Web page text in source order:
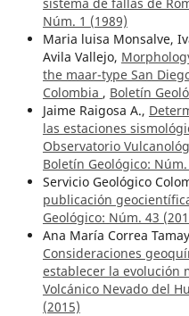
Núm. 1 (1989)
Maria luisa Monsalve,
Avila Vallejo,
the maar-type San
Colombia , Boletín
Jaime Raigosa A.,
las estaciones
Observatorio
Boletín Geológico:
Servicio Geológico
publicación
Geológico: Núm. 43
Ana María Correa
Consideraciones
establecer la evolución
Volcánico Nevado del
(2015)